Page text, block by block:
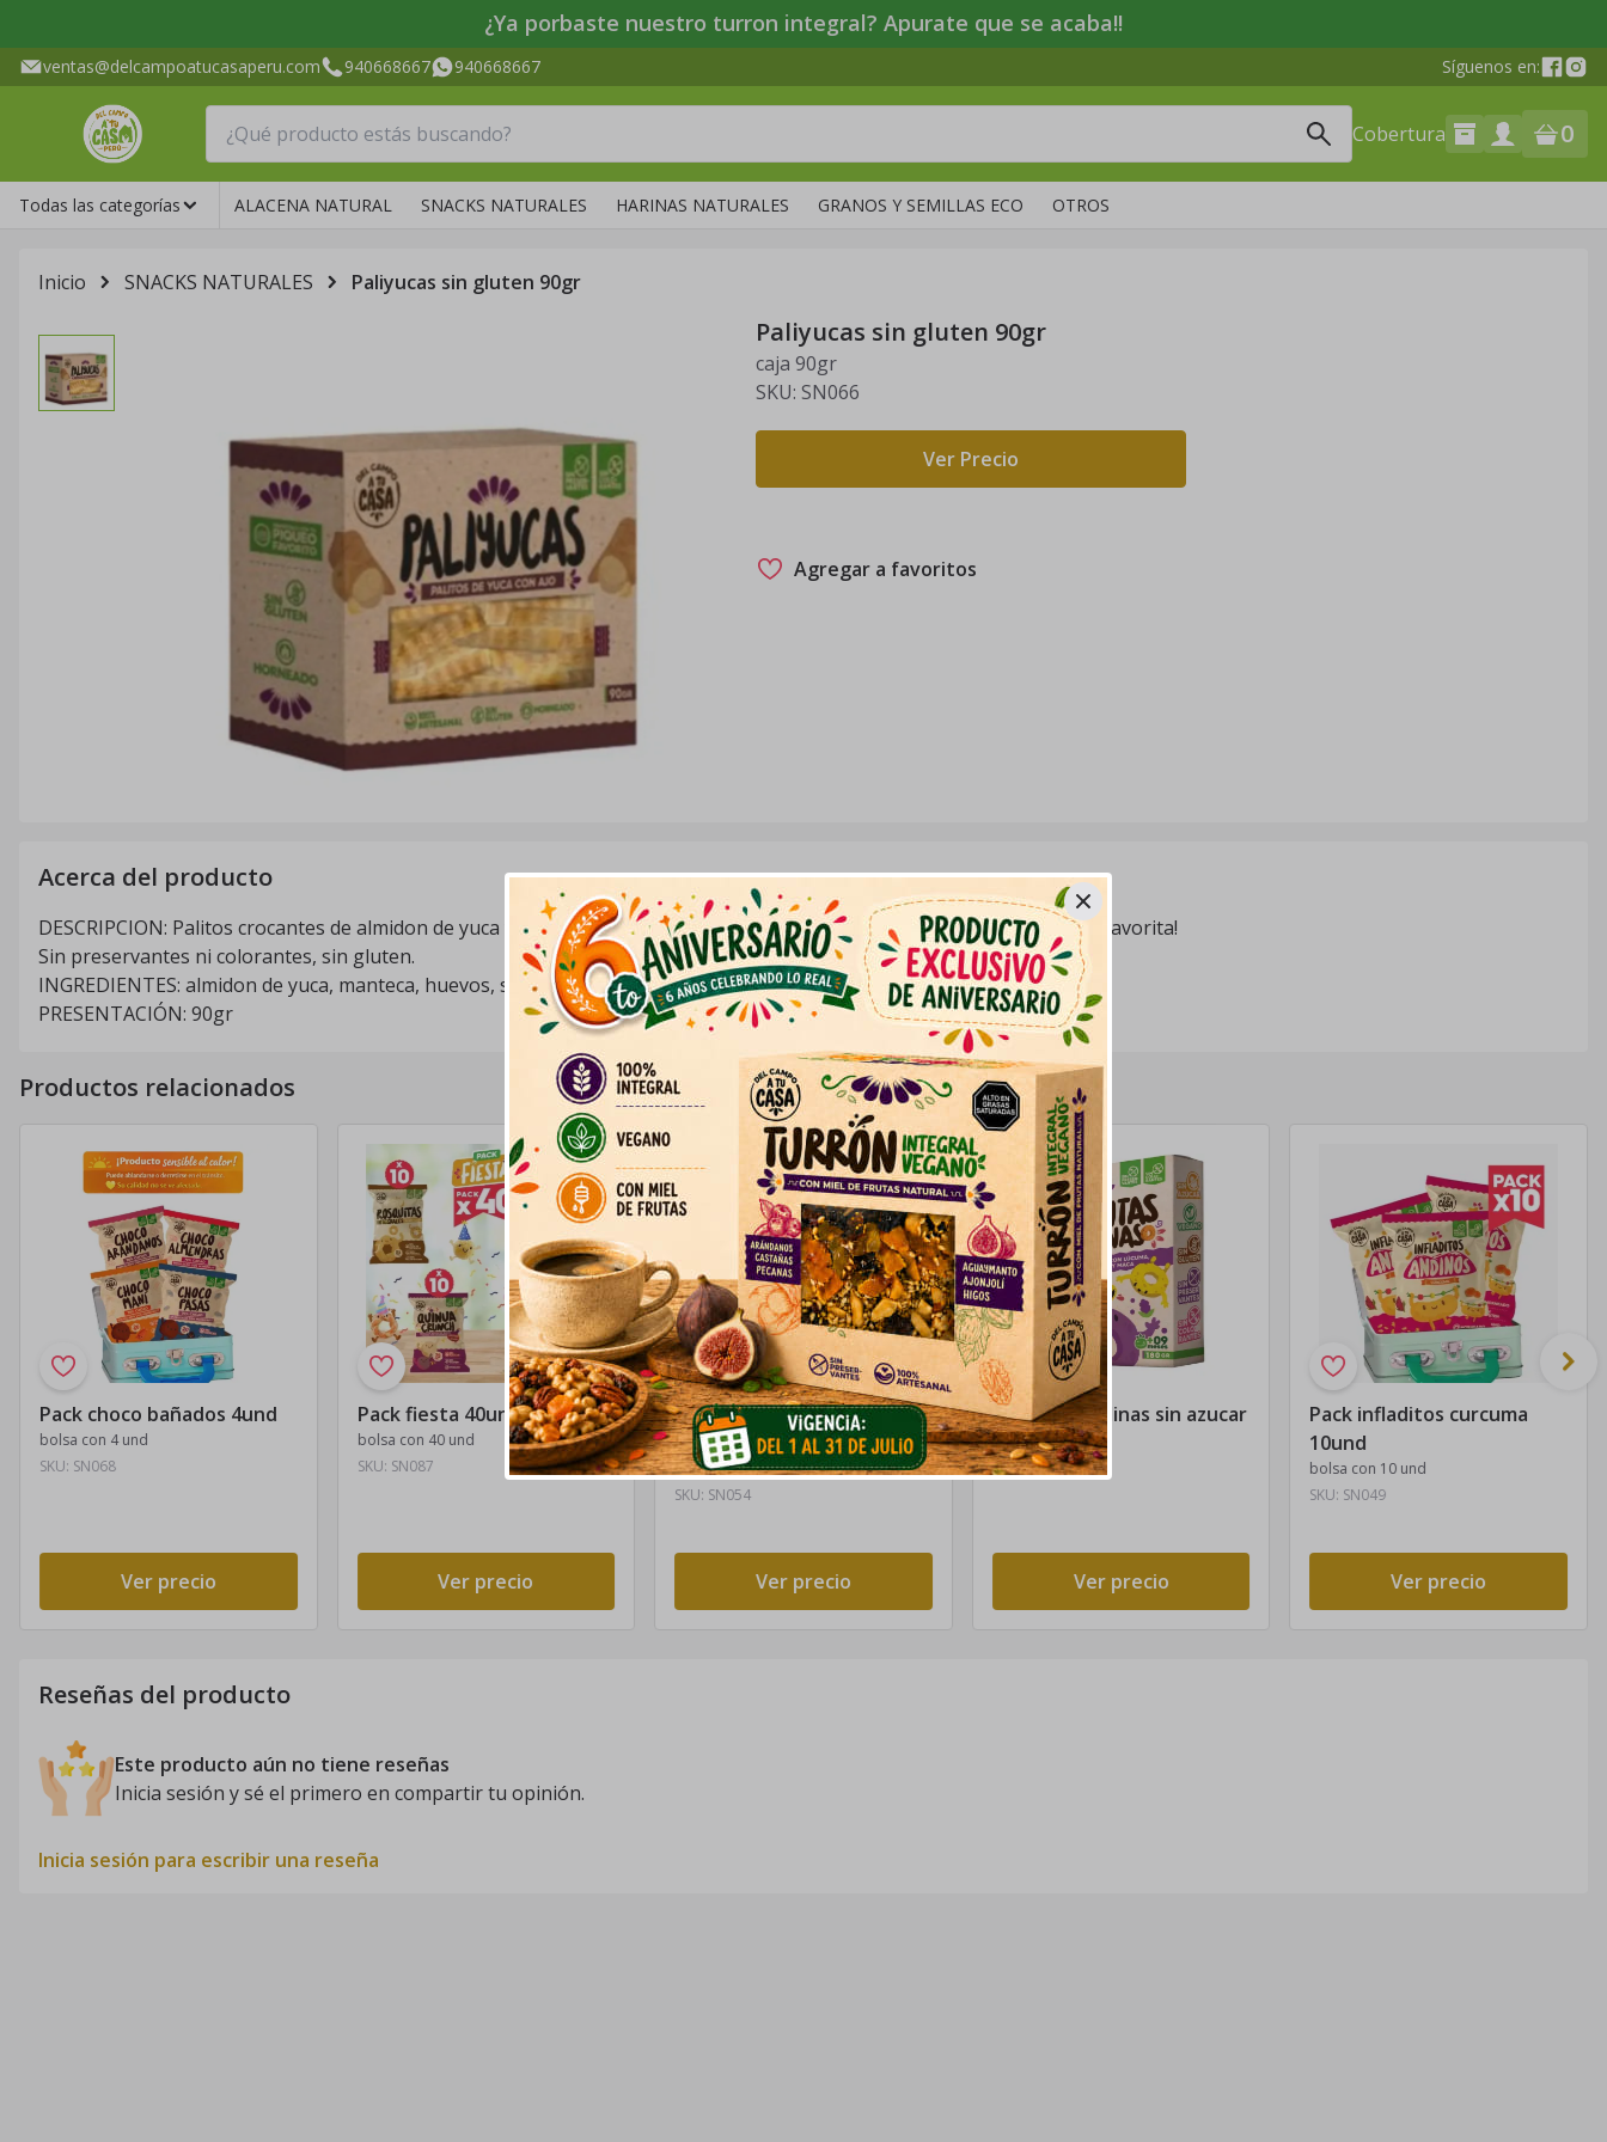
¿Ya porbaste nuestro turron integral? Apurate que se acaba!!
ventas@delcampoatucasaperu.com 940668667 940668667 Síguenos en:
Cobertura 0
Todas las categorías ALACENA NATURAL SNACKS NATURALES HARINAS NATURALES GRANOS Y SEMILLAS ECO OTROS
Inicio SNACKS NATURALES Paliyucas sin gluten 90gr
Paliyucas sin gluten 90gr
caja 90gr
SKU: SN066
Ver Precio
Agregar a favoritos
Acerca del producto
DESCRIPCION: Palitos crocantes de almidon de yuca y ajo. Ideal para acompañar tablas de queso o dippear con tu salsa favorita!
Sin preservantes ni colorantes, sin gluten.
INGREDIENTES: almidon de yuca, manteca, huevos, sal, ajos naturales, agua.
PRESENTACIÓN: 90gr
Productos relacionados
Pack choco bañados 4und
bolsa con 4 und
SKU: SN068
Ver precio
Pack fiesta 40und
bolsa con 40 und
SKU: SN087
Ver precio
Choco arandano sin azucar
60gr
bolsa x 60gr
SKU: SN054
Ver precio
Llantitas andinas sin azucar
180gr
Caja 180gr
Ver precio
Pack infladitos curcuma
10und
bolsa con 10 und
SKU: SN049
Ver precio
Reseñas del producto
Este producto aún no tiene reseñas
Inicia sesión y sé el primero en compartir tu opinión.
Inicia sesión para escribir una reseña